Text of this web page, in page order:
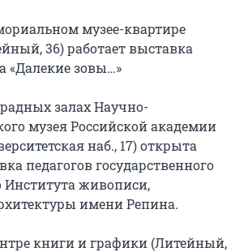
музее-квартире
36) работает выставка
«Далекие зовы…»
залах Научно-
музея Российской академии
наб., 17) открыта
педагогов государственного
Института живописи,
имени Репина.
книги и графики (Литейный,